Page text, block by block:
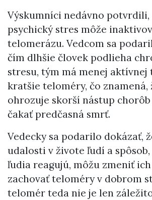
Výskumníci nedávno potvrdili,
psychický stres môže
telomerázu. Vedcom sa
čím dlhšie človek podlieha
stresu, tým má menej aktívnej
kratšie teloméry, čo znamená,
ohrozuje skorší nástup chorôb
čakať predčasná smrť.
Vedecky sa podarilo dokázať,
udalosti v živote ľudí a spôsob,
ľudia reagujú, môžu zmeniť
zachovať teloméry v dobrom
telomér teda nie je len